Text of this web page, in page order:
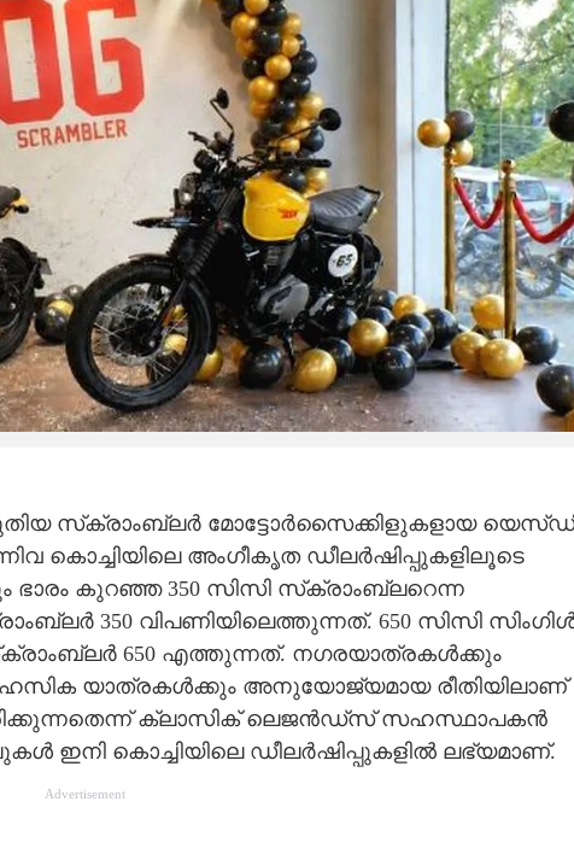
സ്‌ക്രാംബ്ലർ മോട്ടോർസൈക്കിളുകളായ
കൊച്ചിയിലെ അംഗീകൃത ഡീലർഷിപ്പുകളിലൂടെ
ഭാരം കുറഞ്ഞ 350 സിസി സ്‌ക്രാംബ്ലറെന്ന
350 വിപണിയിലെത്തുന്നത്. 650 സിസി
650 എത്തുന്നത്. നഗരയാത്രകൾക്കും
യാത്രകൾക്കും അനുയോജ്യമായ രീതിയിലാണ്
ക്ലാസിക് ലെജൻഡ്സ് സഹസ്ഥാപകൻ
കൊച്ചിയിലെ ഡീലർഷിപ്പുകളിൽ ലഭ്യമാണ്.
Advertisement